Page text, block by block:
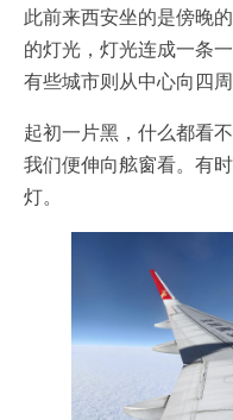
此前来西安坐的是傍晚
的灯光，灯光连成一条
有些城市则从中心向四周
起初一片黑，什么都看
我们便伸向舷窗看。有
灯。